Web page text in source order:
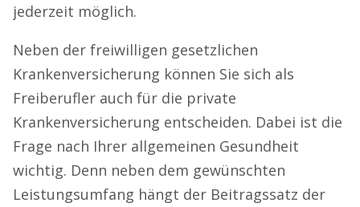
jederzeit möglich.
Neben der freiwilligen gesetzlichen
Krankenversicherung können Sie sich als
Freiberufler auch für die private
Krankenversicherung entscheiden. Dabei ist die
Frage nach Ihrer allgemeinen Gesundheit
wichtig. Denn neben dem gewünschten
Leistungsumfang hängt der Beitragssatz der